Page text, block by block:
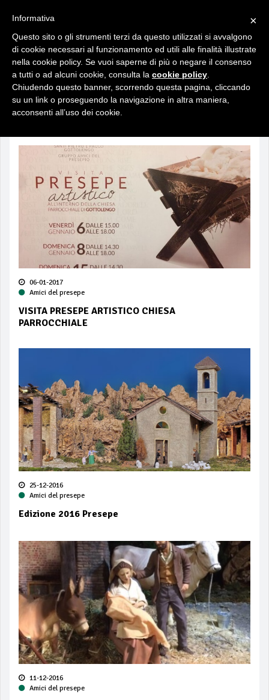
Amici del presepe
06-01-2017
Amici del presepe
VISITA PRESEPE ARTISTICO CHIESA
PARROCCHIALE
25-12-2016
Amici del presepe
Edizione 2016 Presepe
11-12-2016
Amici del presepe
×
Informativa
Questo sito o gli strumenti terzi da questo utilizzati si avvalgono
di cookie necessari al funzionamento ed utili alle finalità illustrate
nella cookie policy. Se vuoi saperne di più o negare il consenso
a tutti o ad alcuni cookie, consulta la cookie policy
Chiudendo questo banner, scorrendo questa pagina, cliccando
su un link o proseguendo la navigazione in altra maniera,
acconsenti all’uso dei cookie.